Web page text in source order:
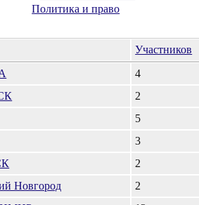
Политика и право
Участников
4
2
5
3
2
Новгород 2